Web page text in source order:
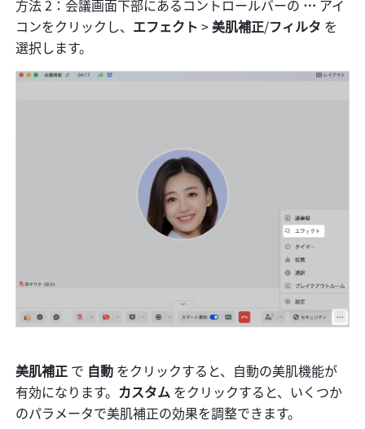
方法 2：会議画面下部にあるコントロールバーの … アイ
コンをクリックし、 エフェクト > 美肌補正/フィルタ を
選択します。
美肌補正 で 自動 をクリックすると、自動の美肌機能が
有効になります。 カスタム をクリックすると、いくつか
のパラメータで美肌補正の効果を調整できます。